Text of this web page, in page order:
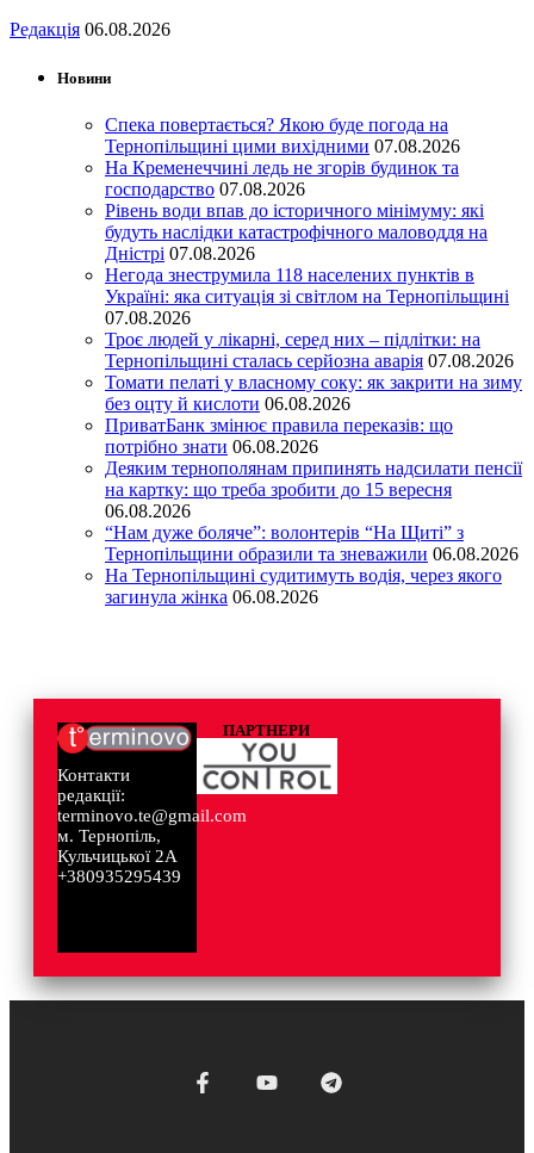
Редакція 06.08.2026
Новини
Спека повертається? Якою буде погода на
Тернопільщині цими вихідними 07.08.2026
На Кременеччині ледь не згорів будинок та
господарство 07.08.2026
Рівень води впав до історичного мінімуму: які
будуть наслідки катастрофічного маловоддя на
Дністрі 07.08.2026
Негода знеструмила 118 населених пунктів в
Україні: яка ситуація зі світлом на Тернопільщині
07.08.2026
Троє людей у лікарні, серед них – підлітки: на
Тернопільщині сталась серйозна аварія 07.08.2026
Томати пелаті у власному соку: як закрити на зиму
без оцту й кислоти 06.08.2026
ПриватБанк змінює правила переказів: що
потрібно знати 06.08.2026
Деяким тернополянам припинять надсилати пенсії
на картку: що треба зробити до 15 вересня
06.08.2026
“Нам дуже боляче”: волонтерів “На Щиті” з
Тернопільщини образили та зневажили 06.08.2026
На Тернопільщині судитимуть водія, через якого
загинула жінка 06.08.2026
Контакти
редакції:
terminovo.te@gmail.com
м. Тернопіль,
Кульчицької 2А
+380935295439
ПАРТНЕРИ